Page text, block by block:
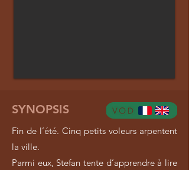
SYNOPSIS
Fin de l’été. Cinq petits voleurs arpentent
la ville.
Parmi eux, Stefan tente d’apprendre à lire